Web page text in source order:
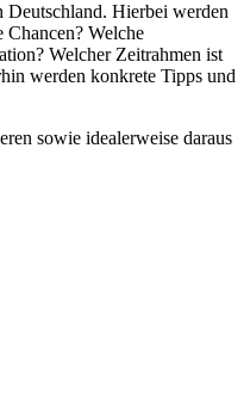
Deutschland. Hierbei werden
Welche
Welcher Zeitrahmen ist
werden konkrete Tipps und
sowie idealerweise daraus